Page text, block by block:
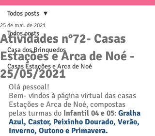
Todos posts
Casa dos Brinquedos
Casas Estações e Arca de Noé
Todos posts
Atividades n°72- Casas
Estações e Arca de Noé -
25/05/2021
25 de mai. de 2021
Olá pessoal!
Bem- vindos à página virtual das casas
Estações e Arca de Noé, compostas
pelas turmas do Infantil 04 e 05: Gralha
Azul, Castor, Peixinho Dourado, Verão,
Inverno, Outono e Primavera.